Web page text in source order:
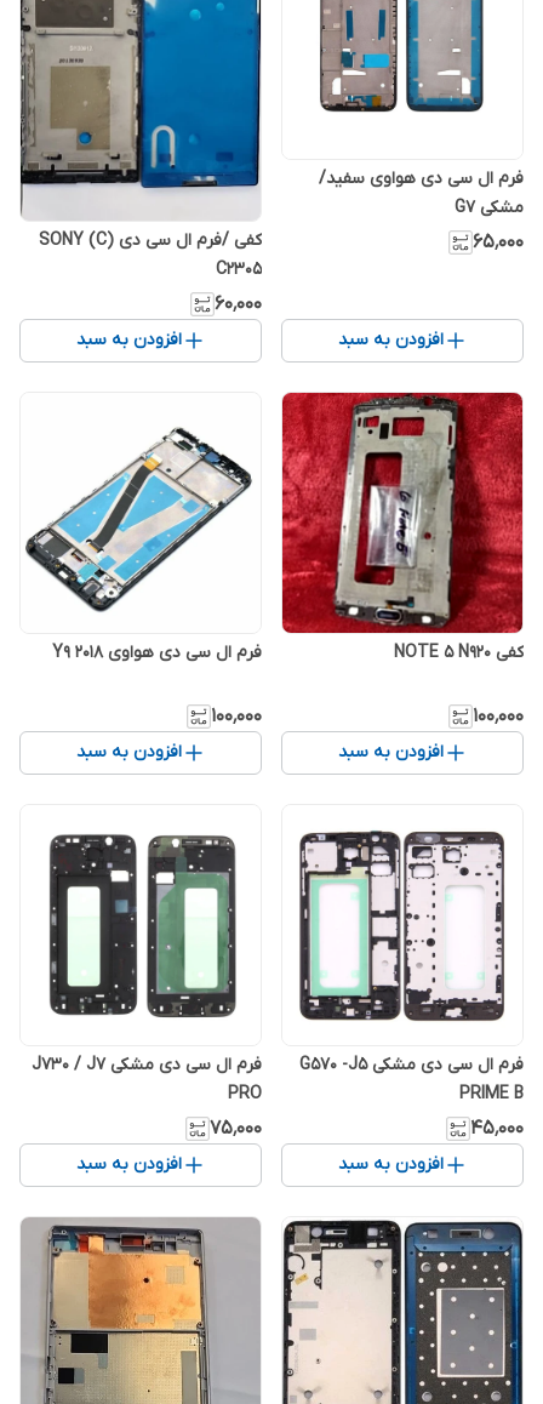
فرم ال سی دی هواوی سفید/
مشکی G7
۶۵٬۰۰۰
افزودن به سبد
کفی /فرم ال سی دی SONY (C)
C2305
۶۰٬۰۰۰
افزودن به سبد
کفی NOTE 5 N920
۱۰۰٬۰۰۰
افزودن به سبد
فرم ال سی دی هواوی Y9 2018
۱۰۰٬۰۰۰
افزودن به سبد
فرم ال سی دی مشکی G570 -J5
PRIME B
۴۵٬۰۰۰
افزودن به سبد
فرم ال سی دی مشکی J730 / J7
PRO
۷۵٬۰۰۰
افزودن به سبد